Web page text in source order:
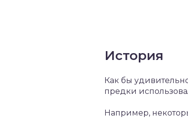
История
Как бы
предки
Например,